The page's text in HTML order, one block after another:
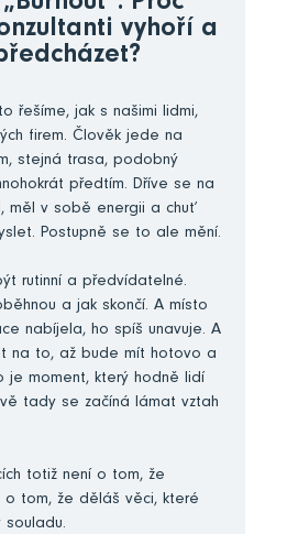
vyhoří a
řešíme, jak s našimi lidmi,
firem. Člověk jede na
stejná trasa, podobný
předtím. Dříve se na
měl v sobě energii a chuť
Postupně se to ale mění.
rutinní a předvídatelné.
a jak skončí. A místo
nabíjela, ho spíš unavuje. A
na to, až bude mít hotovo a
je moment, který hodně lidí
tady se začíná lámat vztah
totiž není o tom, že
o tom, že děláš věci, které